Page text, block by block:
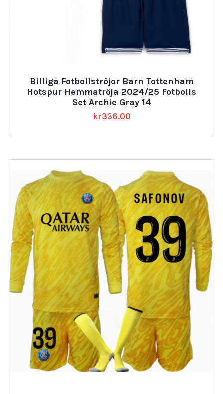
Billiga Fotbollströjor Barn Tottenham
Hotspur Hemmatröja 2024/25 Fotbolls
Set Archie Gray 14
kr336.00